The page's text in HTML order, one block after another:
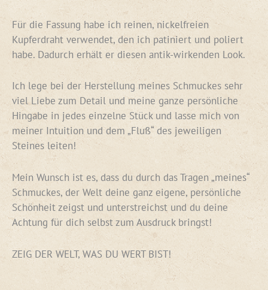
Für die Fassung habe ich reinen, nickelfreien
Kupferdraht verwendet, den ich patiniert und poliert
habe. Dadurch erhält er diesen antik-wirkenden Look.
Ich lege bei der Herstellung meines Schmuckes sehr
viel Liebe zum Detail und meine ganze persönliche
Hingabe in jedes einzelne Stück und lasse mich von
meiner Intuition und dem „Fluß“ des jeweiligen
Steines leiten!
Mein Wunsch ist es, dass du durch das Tragen „meines“
Schmuckes, der Welt deine ganz eigene, persönliche
Schönheit zeigst und unterstreichst und du deine
Achtung für dich selbst zum Ausdruck bringst!
ZEIG DER WELT, WAS DU WERT BIST!